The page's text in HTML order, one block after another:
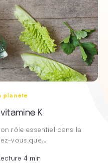
planète
K
rôle essentiel dans la
vous que…
4 min